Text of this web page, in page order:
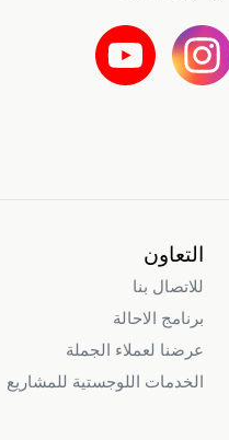
التعاون
للاتصال بنا
برنامج الاحالة
عرضنا لعملاء الجملة
الخدمات اللوجستية للمشاريع